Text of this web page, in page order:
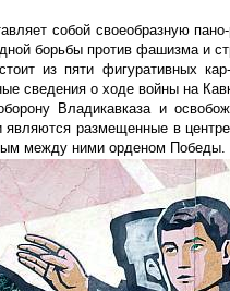
собой своеобразную
борьбы против фашизма и
из пяти фигуративных
сведения о ходе войны на
Владикавказа и
являются размещенные в
между ними орденом Победы.